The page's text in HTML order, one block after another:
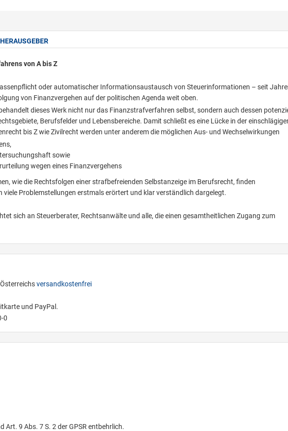
von A bis Z
oder automatischer Informationsaustausch von Steuerinformationen – seit
von Finanzvergehen auf der politischen Agenda weit oben.
dieses Werk nicht nur das Finanzstrafverfahren selbst, sondern auch dessen
Berufsfelder und Lebensbereiche. Damit schließt es eine Lücke in der
bis Z wie Zivilrecht werden unter anderem die möglichen Aus- und Wechselwirkungen
sowie
wegen eines Finanzvergehens
wie die Rechtsfolgen einer strafbefreienden Selbstanzeige im Berufsrecht, finden
viele Problemstellungen erstmals erörtert und klar verständlich dargelegt.
sich an Steuerberater, Rechtsanwälte und alle, die einen gesamtheitlichen Zugang zum
versandkostenfrei
und PayPal.
0
Art. 9 Abs. 7 S. 2 der GPSR entbehrlich.